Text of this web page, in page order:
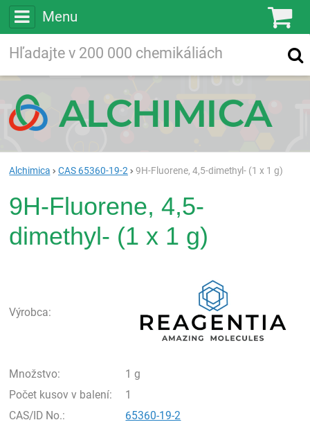
Menu
Vyhľadávanie
Alchimica CAS 65360-19-2 9H-Fluorene, 4,5-dimethyl- (1 x 1 g)
9H-Fluorene, 4,5-
dimethyl- (1 x 1 g)
Výrobca:
Množstvo:
1 g
Počet kusov v balení:
1
CAS/ID No.:
65360-19-2